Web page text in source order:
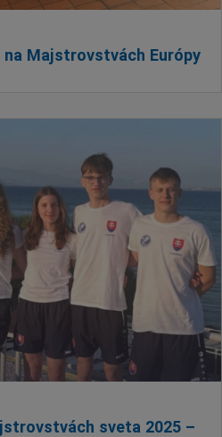
Majstrovstvách Európy
sveta 2025 –